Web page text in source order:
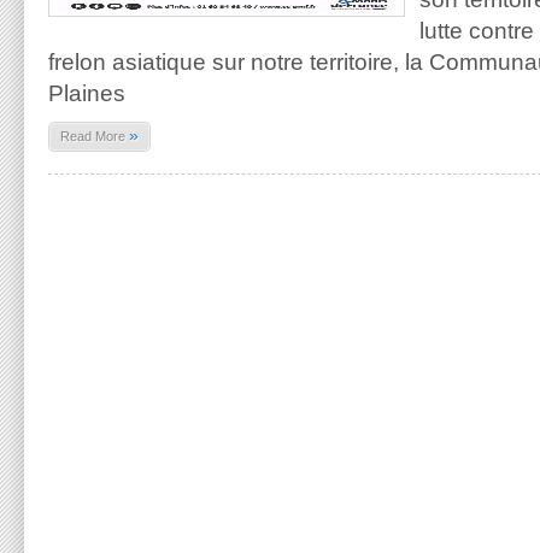
lutte
frelon asiatique sur notre territoire, la
Plaines
Read More »